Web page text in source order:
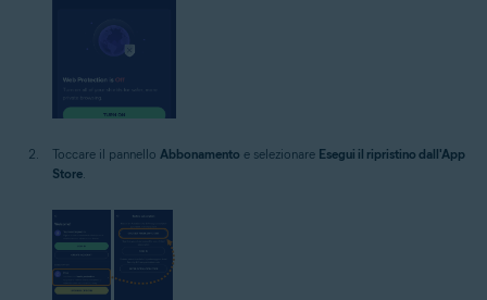
Toccare il pannello Abbonamento e selezionare Esegui il ripristino dall'App
Store.